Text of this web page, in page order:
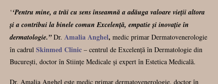
‘‘Pentru mine, a trăi cu sens înseamnă a adăuga valoare vieții altora
și a contribui la binele comun Excelență, empatie și inovație în
dermatologie.”Dr. Amalia Anghel, medic primar Dermatovenerologie
în cadrul Skinmed Clinic – centrul de Excelență în Dermatologie din
București, doctor în Stiințe Medicale și expert în Estetica Medicală.
Dr. Amalia Anghel este medic primar dermatovenerologie, doctor în